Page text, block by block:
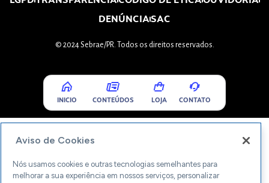
DENÚNCIASAC
© 2024 Sebrae/PR. Todos os direitos reservados.
INICIO CONTEÚDOS LOJA CONTATO
Aviso de Cookies
Nós usamos cookies e outras tecnologias semelhantes para
melhorar a sua experiência em nossos serviços, personalizar